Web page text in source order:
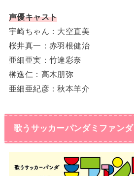
声優キャスト
宇崎ちゃん：大空直美
桜井真一：赤羽根健治
亜細亜実：竹達彩奈
榊逸仁：高木朋弥
亜細亜紀彦：秋本羊介
歌うサッカーパンダミファンダ